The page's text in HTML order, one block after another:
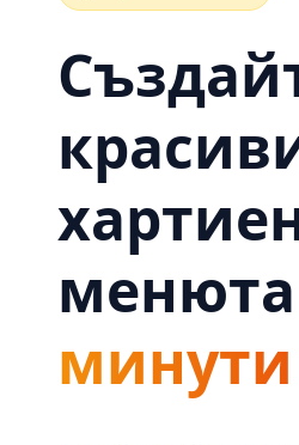
менюта
минути